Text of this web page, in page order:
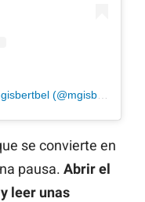
Una publicación compartida por mgisbertbel (@mgisbertbel)
se convierte en
pausa. Abrir el
leer unas